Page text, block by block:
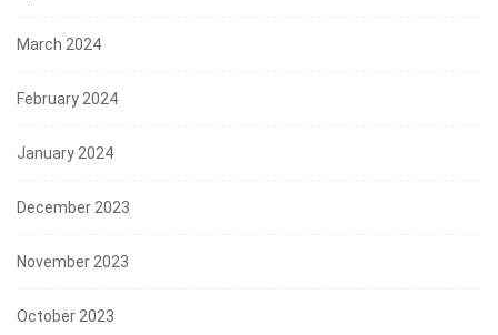
March 2024
February 2024
January 2024
December 2023
November 2023
October 2023